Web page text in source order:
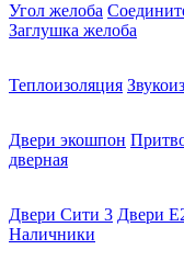
Угол желоба
Заглушка желоба
Теплоизоляция
Двери экошпон
дверная
Двери Сити 3 Двери
Наличники